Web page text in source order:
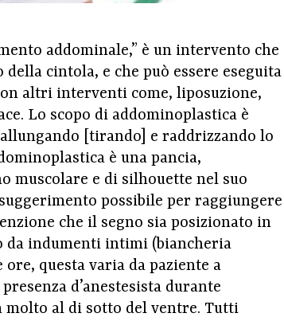
addominale,” è un intervento che
cintola, e che può essere eseguita
altri interventi come, liposuzione,
Lo scopo di addominoplastica è
[tirando] e raddrizzando lo
è una pancia,
muscolare e di silhouette nel suo
possibile per raggiungere
che il segno sia posizionato in
da indumenti intimi (biancheria
questa varia da paziente a
d’anestesista durante
al di sotto del ventre. Tutti